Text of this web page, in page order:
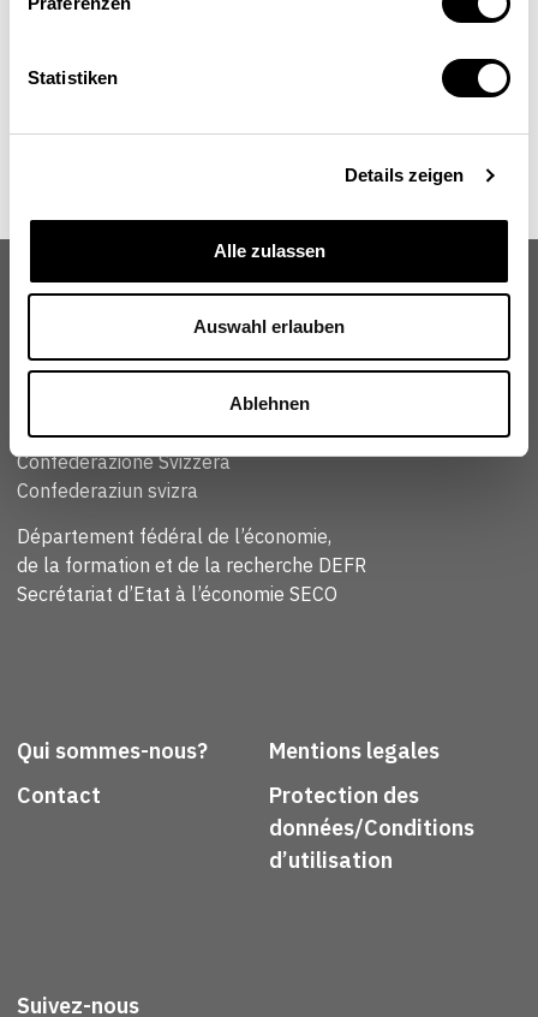
Statistiken
Details zeigen
Alle zulassen
Auswahl erlauben
Ablehnen
Schweizerische Eidgenossenschaft
Confédération suisse
Confederazione Svizzera
Confederaziun svizra
Département fédéral de l’économie,
de la formation et de la recherche DEFR
Secrétariat d’Etat à l’économie SECO
Qui sommes-nous?
Contact
Mentions legales
Protection des
données/Conditions
d’utilisation
Suivez-nous